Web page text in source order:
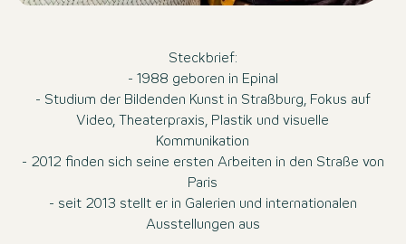
Steckbrief:
- 1988 geboren in Epinal
- Studium der Bildenden Kunst in Straßburg, Fokus auf
Video, Theaterpraxis, Plastik und visuelle
Kommunikation
- 2012 finden sich seine ersten Arbeiten in den Straße von
Paris
- seit 2013 stellt er in Galerien und internationalen
Ausstellungen aus